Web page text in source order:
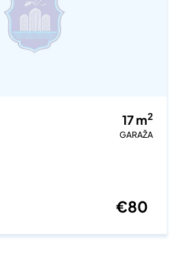
17m2
GARAŽA
€80